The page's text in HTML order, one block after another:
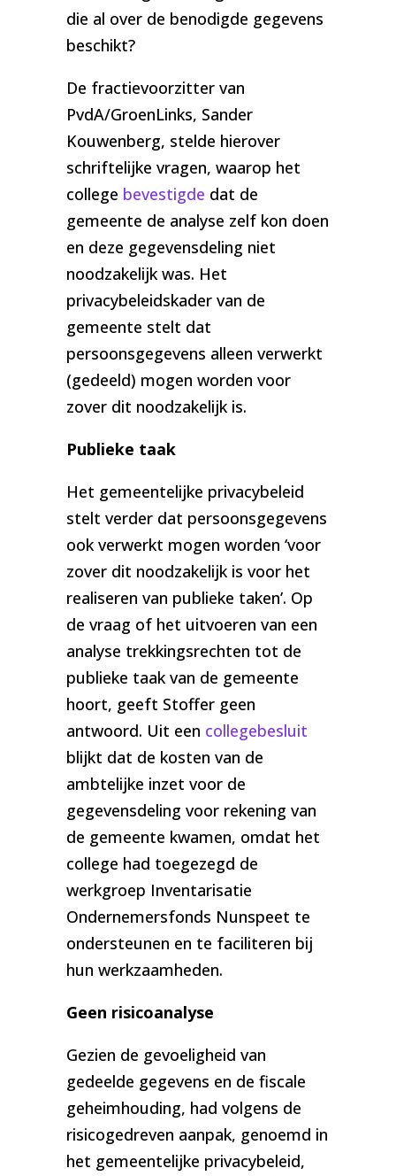
die al over de benodigde gegevens
beschikt?
De fractievoorzitter van
PvdA/GroenLinks, Sander
Kouwenberg, stelde hierover
schriftelijke vragen, waarop het
college bevestigde dat de
gemeente de analyse zelf kon doen
en deze gegevensdeling niet
noodzakelijk was. Het
privacybeleidskader van de
gemeente stelt dat
persoonsgegevens alleen verwerkt
(gedeeld) mogen worden voor
zover dit noodzakelijk is.
Publieke taak
Het gemeentelijke privacybeleid
stelt verder dat persoonsgegevens
ook verwerkt mogen worden ‘voor
zover dit noodzakelijk is voor het
realiseren van publieke taken’. Op
de vraag of het uitvoeren van een
analyse trekkingsrechten tot de
publieke taak van de gemeente
hoort, geeft Stoffer geen
antwoord. Uit een collegebesluit
blijkt dat de kosten van de
ambtelijke inzet voor de
gegevensdeling voor rekening van
de gemeente kwamen, omdat het
college had toegezegd de
werkgroep Inventarisatie
Ondernemersfonds Nunspeet te
ondersteunen en te faciliteren bij
hun werkzaamheden.
Geen risicoanalyse
Gezien de gevoeligheid van
gedeelde gegevens en de fiscale
geheimhouding, had volgens de
risicogedreven aanpak, genoemd in
het gemeentelijke privacybeleid,